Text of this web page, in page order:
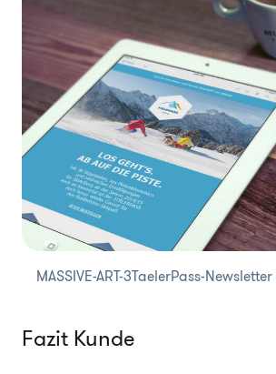
MASSIVE-ART-3TaelerPass-Newsletter
Fazit Kunde